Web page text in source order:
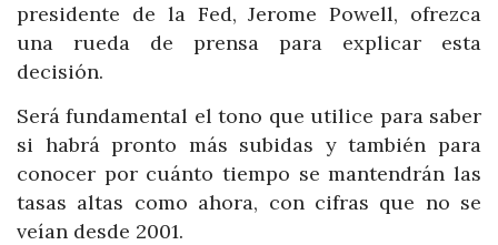
presidente de la Fed, Jerome Powell, ofrezca
una rueda de prensa para explicar esta
decisión.
Será fundamental el tono que utilice para saber
si habrá pronto más subidas y también para
conocer por cuánto tiempo se mantendrán las
tasas altas como ahora, con cifras que no se
veían desde 2001.